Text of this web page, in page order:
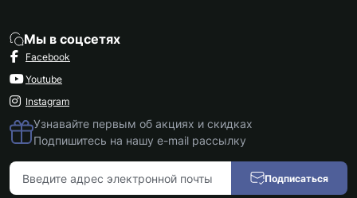
Мы в соцсетях
Facebook
Youtube
Instagram
Узнавайте первым об акциях и скидках
Подпишитесь на нашу e-mail рассылку
Подписаться